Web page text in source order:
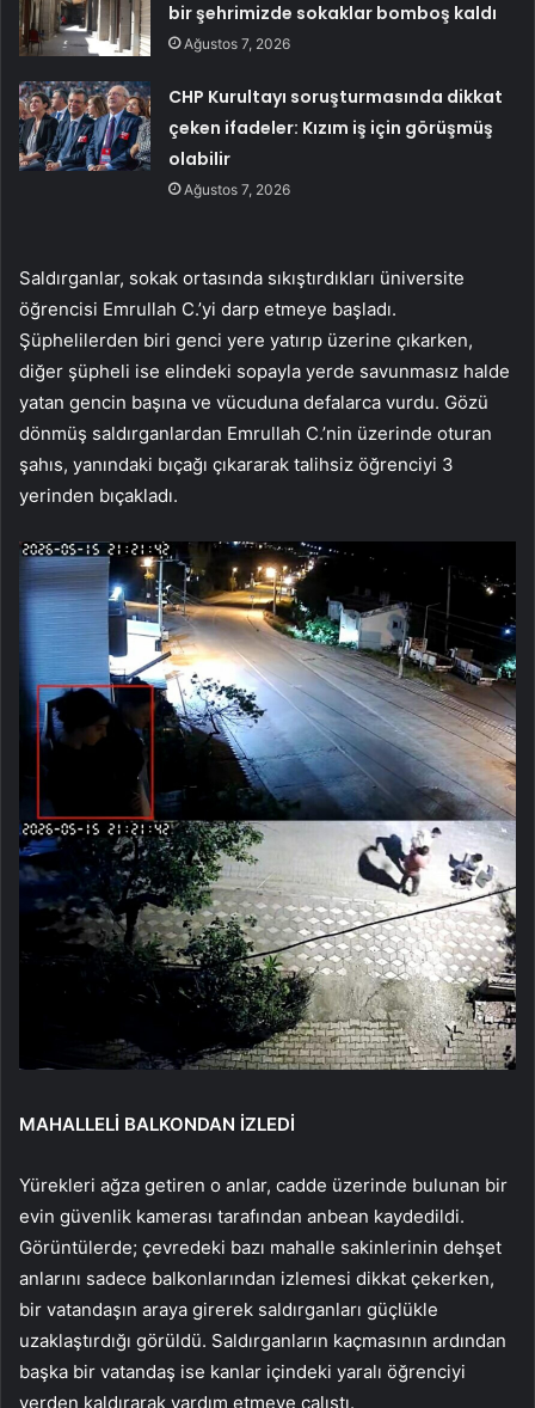
bir şehrimizde sokaklar bomboş kaldı
Ağustos 7, 2026
CHP Kurultayı soruşturmasında dikkat
çeken ifadeler: Kızım iş için görüşmüş
olabilir
Ağustos 7, 2026
Saldırganlar, sokak ortasında sıkıştırdıkları üniversite
öğrencisi Emrullah C.’yi darp etmeye başladı.
Şüphelilerden biri genci yere yatırıp üzerine çıkarken,
diğer şüpheli ise elindeki sopayla yerde savunmasız halde
yatan gencin başına ve vücuduna defalarca vurdu. Gözü
dönmüş saldırganlardan Emrullah C.’nin üzerinde oturan
şahıs, yanındaki bıçağı çıkararak talihsiz öğrenciyi 3
yerinden bıçakladı.
MAHALLELİ BALKONDAN İZLEDİ
Yürekleri ağza getiren o anlar, cadde üzerinde bulunan bir
evin güvenlik kamerası tarafından anbean kaydedildi.
Görüntülerde; çevredeki bazı mahalle sakinlerinin dehşet
anlarını sadece balkonlarından izlemesi dikkat çekerken,
bir vatandaşın araya girerek saldırganları güçlükle
uzaklaştırdığı görüldü. Saldırganların kaçmasının ardından
başka bir vatandaş ise kanlar içindeki yaralı öğrenciyi
yerden kaldırarak yardım etmeye çalıştı.